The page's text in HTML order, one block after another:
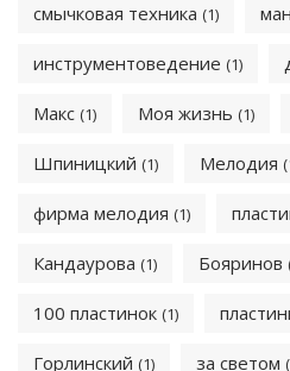
смычковая техника (1)
инструментоведение (1)
Макс (1) Моя жизнь (1)
Шпиницкий (1) Мелодия
фирма мелодия (1)
Кандаурова (1) Бояринов
100 пластинок (1)
Горлинский (1) за светом